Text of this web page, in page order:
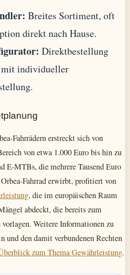
Breites Sortiment, oft
direkt nach Hause.
Direktbestellung
mit individueller
Fahrrädern erstreckt sich von
von etwa 1.000 Euro bis hin zu
E-MTBs, die mehrere Tausend Euro
Fahrrad erwirbt, profitiert von
, die im europäischen Raum
abdeckt, die bereits zum
Weitere Informationen zu
und den damit verbundenen Rechten
zum Thema Gewährleistung.